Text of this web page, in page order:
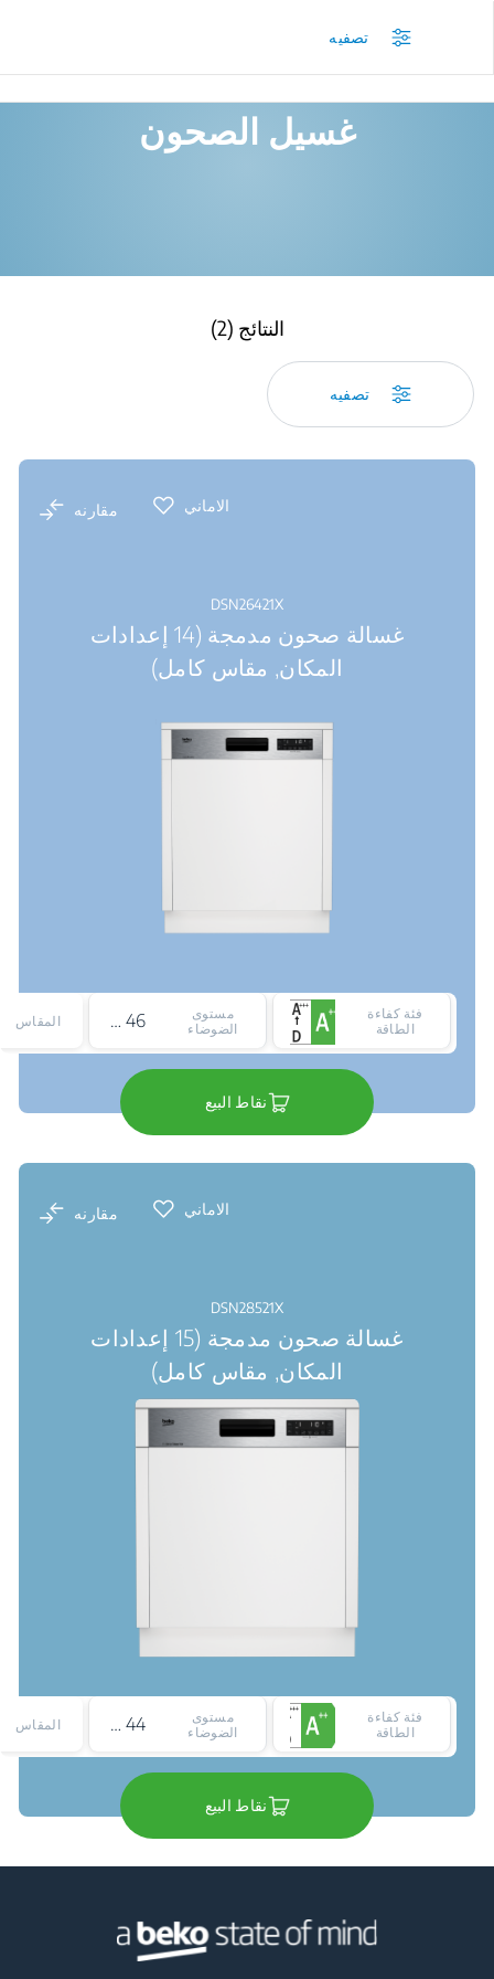
غسيل الصحون
النتائج (2)
تصفيه
الاماني مقارنه
DSN26421X
غسالة صحون مدمجة (14 إعدادات
المكان, مقاس كامل)
فئة كفاءة
الطاقة
مستوى
الضوضاء
46 dBA المقاس
نقاط البيع
الاماني مقارنه
DSN28521X
غسالة صحون مدمجة (15 إعدادات
المكان, مقاس كامل)
فئة كفاءة
الطاقة
مستوى
الضوضاء
44 dBA المقاس
نقاط البيع
تصفيه